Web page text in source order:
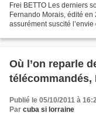
Frei BETTO Les derniers
Fernando Morais, édité
assurément suscité
Où l’on reparle
télécommandés,
Publié le 05/10/2011 à
Par cuba si lorraine